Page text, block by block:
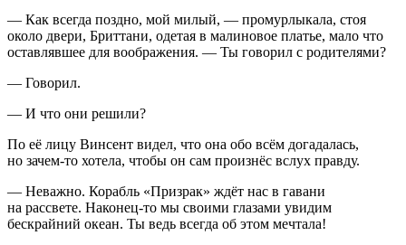
— Как всегда поздно, мой милый, — промурлыкала, стоя
около двери, Бриттани, одетая в малиновое платье, мало что
оставлявшее для воображения. — Ты говорил с родителями?
— Говорил.
— И что они решили?
По её лицу Винсент видел, что она обо всём догадалась,
но зачем-то хотела, чтобы он сам произнёс вслух правду.
— Неважно. Корабль «Призрак» ждёт нас в гавани
на рассвете. Наконец-то мы своими глазами увидим
бескрайний океан. Ты ведь всегда об этом мечтала!